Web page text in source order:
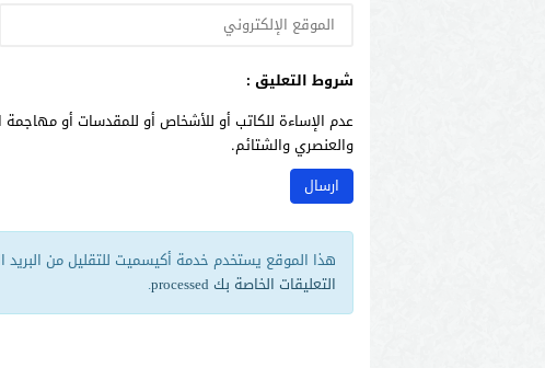
شروط التعليق :
عدم الإساءة للكاتب أو للأشخاص أو للمقدسات أو مهاجمة
والعنصري والشتائم.
هذا الموقع يستخدم خدمة أكيسميت للتقليل من البريد
التعليقات الخاصة بك processed
.